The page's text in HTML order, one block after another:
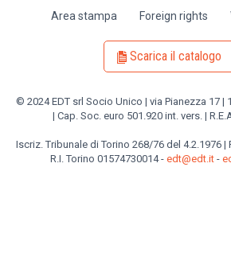
Area stampa
Foreign rights
Scarica il catalogo
© 2024 EDT srl Socio Unico | via Pianezza 17 |
| Cap. Soc. euro 501.920 int. vers. |
Iscriz. Tribunale di Torino 268/76 del 4.2.1976 |
R.I. Torino 01574730014 - edt@edt.it-